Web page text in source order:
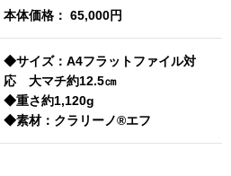
本体価格： 65,000円
◆サイズ：A4フラットファイル対
応 大マチ約12.5㎝
◆重さ約1,120g
◆素材：クラリーノ®エフ